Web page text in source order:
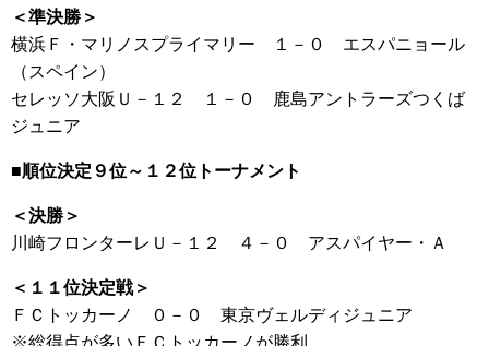
＜準決勝＞
横浜Ｆ・マリノスプライマリー １－０ エスパニョール
（スペイン）
セレッソ大阪Ｕ－１２ １－０ 鹿島アントラーズつくば
ジュニア
■順位決定９位～１２位トーナメント
＜決勝＞
川崎フロンターレＵ－１２ ４－０ アスパイヤー・Ａ
＜１１位決定戦＞
ＦＣトッカーノ ０－０ 東京ヴェルディジュニア